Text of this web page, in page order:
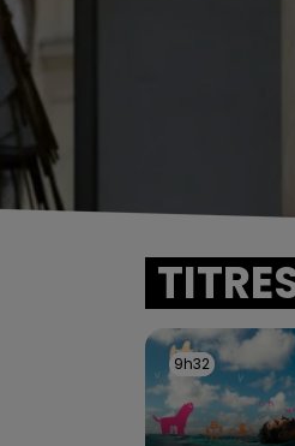
9h32
9h32